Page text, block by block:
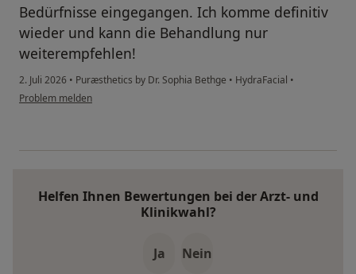
Bedürfnisse eingegangen. Ich komme definitiv
wieder und kann die Behandlung nur
weiterempfehlen!
2. Juli 2026 • Puræsthetics by Dr. Sophia Bethge • HydraFacial •
Problem melden
Helfen Ihnen Bewertungen bei der Arzt- und
Klinikwahl?
Ja Nein